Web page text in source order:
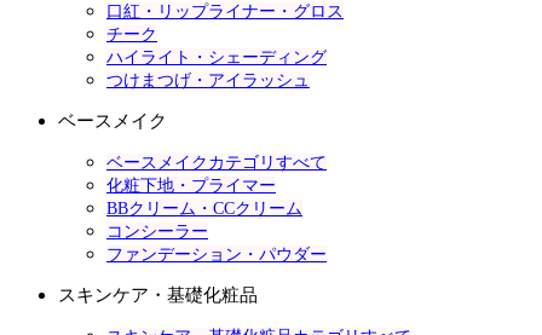
口紅・リップライナー・グロス
チーク
ハイライト・シェーディング
つけまつげ・アイラッシュ
ベースメイク
ベースメイクカテゴリすべて
化粧下地・プライマー
BBクリーム・CCクリーム
コンシーラー
ファンデーション・パウダー
スキンケア・基礎化粧品